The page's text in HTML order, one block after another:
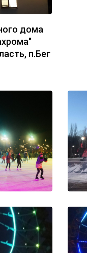
дома
п.Бег
о. Новая